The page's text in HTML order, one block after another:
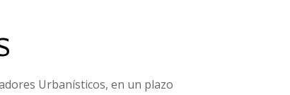
Urbanísticos, en un plazo